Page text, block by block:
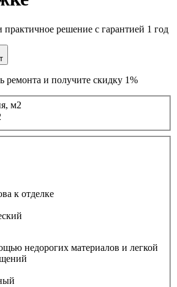
решение с гарантией 1 год
ремонта и получите скидку 1%
м2
к отделке
недорогих материалов и легкой